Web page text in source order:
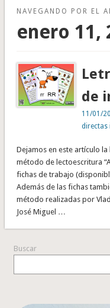
NAVEGANDO POR EL
enero 11,
de
11/01/
directas
Dejamos en este artículo la
método de lectoescritura
fichas de trabajo
Además de las fichas
método realizadas por
José Miguel …
Buscar